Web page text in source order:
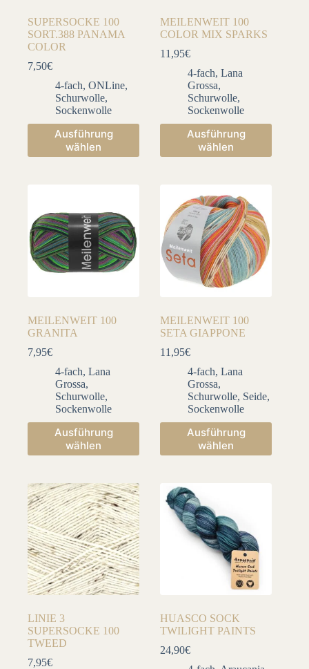
SUPERSOCKE 100
SORT.388 PANAMA
COLOR
7,50€
4-fach, ONLine,
Schurwolle,
Sockenwolle
Ausführung
wählen
Dieses
Produkt
weist
Optionen
können
auf
der
Produktseite
MEILENWEIT 100
COLOR MIX SPARKS
11,95€
4-fach,Lana
Grossa,
Schurwolle,
Sockenwolle
Ausführung
wählen
Dieses
Produkt
weist
Optionen
können
auf
der
Produktseite
gewählt
MEILENWEIT 100
GRANITA
7,95€
4-fach, Lana
Grossa,
Schurwolle,
Sockenwolle
Ausführung
wählen
Dieses
Produkt
weist
auf.
Die
Optionen
können
auf
der
Produktseite
gewählt
werden
MEILENWEIT 100
SETA GIAPPONE
11,95€
4-fach,Lana
Grossa,
Schurwolle, Seide,
Sockenwolle
Ausführung
wählen
Dieses
Produkt
weist
auf.
Die
Optionen
können
LINIE 3
SUPERSOCKE 100
TWEED
7,95€
HUASCO SOCK
TWILIGHT PAINTS
24,90€